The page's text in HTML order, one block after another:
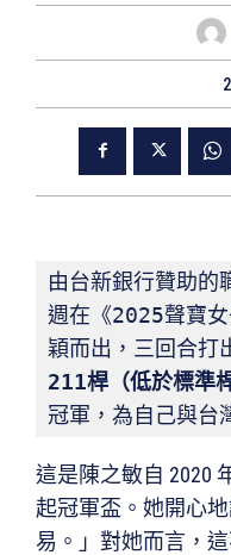
由台新銀行贊助的
週在《2025聲寶
穎而出，三回合打
211桿（低於標準
冠軍，為自己與台
這是陳之敏自 2020
起冠軍盃。她開心
易。」對她而言，